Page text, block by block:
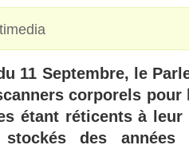
11 Septembre, le
corporels pour
étant réticents à leur
des